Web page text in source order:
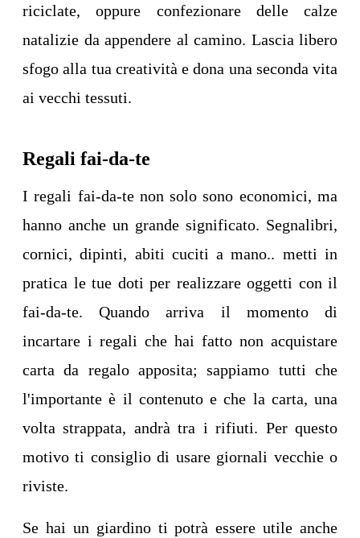
riciclate, oppure confezionare delle calze
natalizie da appendere al camino. Lascia libero
sfogo alla tua creatività e dona una seconda vita
ai vecchi tessuti.
Regali fai-da-te
I regali fai-da-te non solo sono economici, ma
hanno anche un grande significato. Segnalibri,
cornici, dipinti, abiti cuciti a mano.. metti in
pratica le tue doti per realizzare oggetti con il
fai-da-te. Quando arriva il momento di
incartare i regali che hai fatto non acquistare
carta da regalo apposita; sappiamo tutti che
l'importante è il contenuto e che la carta, una
volta strappata, andrà tra i rifiuti. Per questo
motivo ti consiglio di usare giornali vecchie o
riviste.
Se hai un giardino ti potrà essere utile anche